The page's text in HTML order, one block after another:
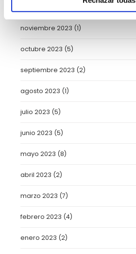
noviembre 2023 (1)
octubre 2023 (5)
septiembre 2023 (2)
agosto 2023 (1)
julio 2023 (5)
junio 2023 (5)
mayo 2023 (8)
abril 2023 (2)
marzo 2023 (7)
febrero 2023 (4)
enero 2023 (2)